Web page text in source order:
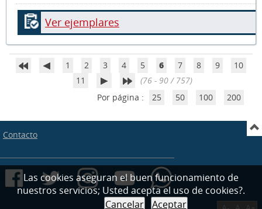
Ver ejemplares
1 2 3 4 5 6 7 8 9
10
11
(76 - 90 / 757)
Por página :
25 50 100 200
Contacto
Las cookies aseguran el buen funcionamiento de
nuestros servicios; Usted acepta el uso de cookies?.
Cancelar
Aceptar